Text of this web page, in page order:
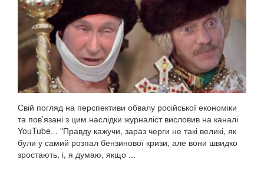
Свій погляд на перспективи обвалу російської економіки
та пов’язані з цим наслідки журналіст висловив на каналі
YouTube. . "Правду кажучи, зараз черги не такі великі, як
були у самий розпал бензинової кризи, але вони швидко
зростають, і, я думаю, якщо ...